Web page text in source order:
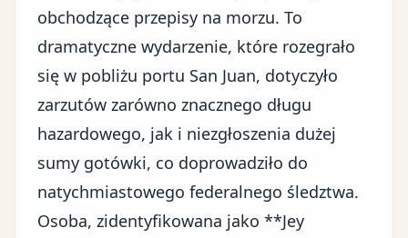
obchodzące przepisy na morzu. To
dramatyczne wydarzenie, które rozegrało
się w pobliżu portu San Juan, dotyczyło
zarzutów zarówno znacznego długu
hazardowego, jak i niezgłoszenia dużej
sumy gotówki, co doprowadziło do
natychmiastowego federalnego śledztwa.
Osoba, zidentyfikowana jako **Jey